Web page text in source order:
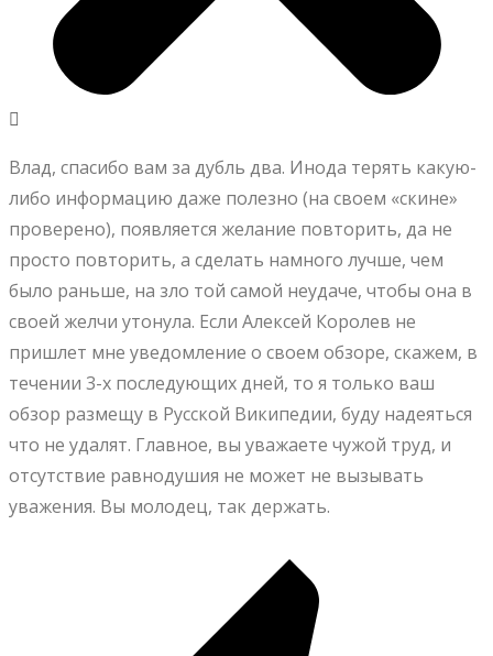
Влад, спасибо вам за дубль два. Инода терять какую-
либо информацию даже полезно (на своем «скине»
проверено), появляется желание повторить, да не
просто повторить, а сделать намного лучше, чем
было раньше, на зло той самой неудаче, чтобы она в
своей желчи утонула. Если Алексей Королев не
пришлет мне уведомление о своем обзоре, скажем, в
течении 3-х последующих дней, то я только ваш
обзор размещу в Русской Википедии, буду надеяться
что не удалят. Главное, вы уважаете чужой труд, и
отсутствие равнодушия не может не вызывать
уважения. Вы молодец, так держать.